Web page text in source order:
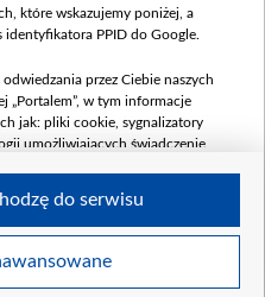
które wskazujemy poniżej, a
identyfikatora PPID do Google.
przez Ciebie naszych
„Portalem”, w tym informacje
jak: pliki cookie, sygnalizatory
umożliwiających świadczenie
przez Ciebie
do serwisu